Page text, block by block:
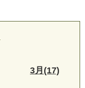
3月(17)